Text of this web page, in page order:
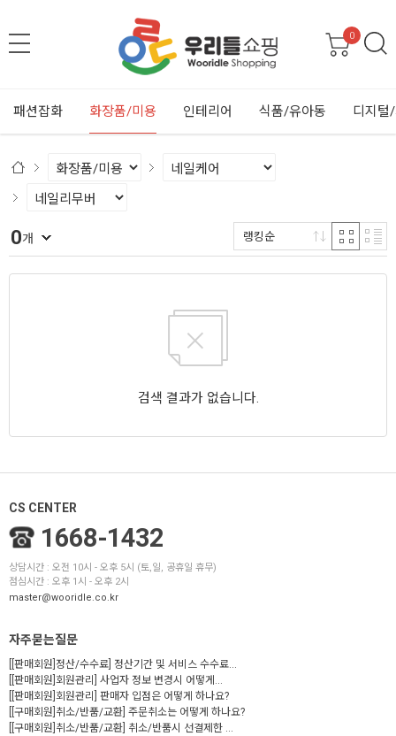
0
패션잡화 화장품/미용 인테리어 식품/유아동 디지털
0개 랭킹순
검색 결과가 없습니다.
CS CENTER
1668-1432
상담시간 : 오전 10시 - 오후 5시 (토,일, 공휴일 휴무)
점심시간 : 오후 1시 - 오후 2시
master@wooridle.co.kr
자주묻는질문
[[판매회원]정산/수수료] 정산기간 및 서비스 수수료...
[[판매회원]회원관리] 사업자 정보 변경시 어떻게...
[[판매회원]회원관리] 판매자 입점은 어떻게 하나요?
[[구매회원]취소/반품/교환] 주문취소는 어떻게 하나요?
[[구매회원]취소/반품/교환] 취소/반품시 선결제한 ...